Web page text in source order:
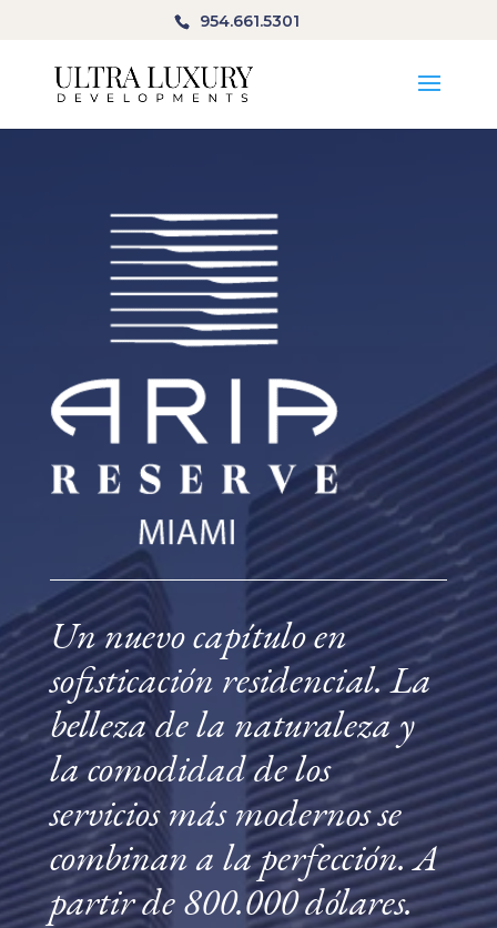
954.661.5301
Un nuevo capítulo en
sofisticación residencial. La
belleza de la naturaleza y
la comodidad de los
servicios más modernos se
combinan a la perfección. A
partir de 800.000 dólares.